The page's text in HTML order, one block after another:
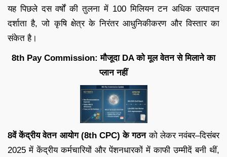
यह पिछले दस वर्षों की तुलना में 100 मिलियन टन अधिक उत्पादन
दर्शाता है, जो कृषि क्षेत्र के निरंतर आधुनिकीकरण और विस्तार का
संकेत है।
8th Pay Commission: मौजूदा DA को मूल वेतन से मिलाने का
प्लान नहीं
8वें केंद्रीय वेतन आयोग (8th CPC) के गठनको लेकर नवंबर–दिसंबर
2025 में केंद्रीय कर्मचारियों और पेंशनधारकों में काफी उम्मीदें बनी थीं,